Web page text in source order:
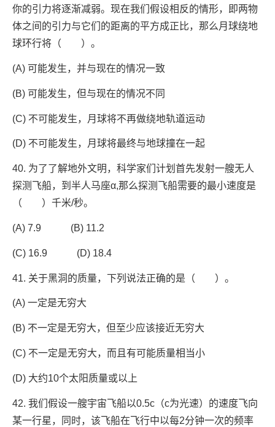
你的引力将逐渐减弱。现在我们假设相反的情形，即两物
体之间的引力与它们的距离的平方成正比，那么月球绕地
球环行将（ ）。
(A) 可能发生，并与现在的情况一致
(B) 可能发生，但与现在的情况不同
(C) 不可能发生，月球将不再做绕地轨道运动
(D) 不可能发生，月球将最终与地球撞在一起
40. 为了了解地外文明，科学家们计划首先发射一艘无人
探测飞船，到半人马座α,那么探测飞船需要的最小速度是
（ ）千米/秒。
(A) 7.9 (B) 11.2
(C) 16.9 (D) 18.4
41. 关于黑洞的质量，下列说法正确的是（ ）。
(A) 一定是无穷大
(B) 不一定是无穷大，但至少应该接近无穷大
(C) 不一定是无穷大，而且有可能质量相当小
(D) 大约10个太阳质量或以上
42. 我们假设一艘宇宙飞船以0.5c（c为光速）的速度飞向
某一行星，同时，该飞船在飞行中以每2分钟一次的频率